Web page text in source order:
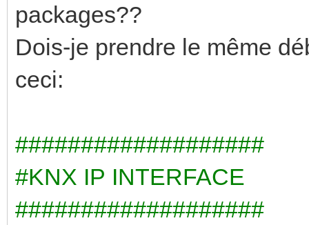
packages??
Dois-je prendre le même
ceci:
###################
#KNX IP INTERFACE
###################